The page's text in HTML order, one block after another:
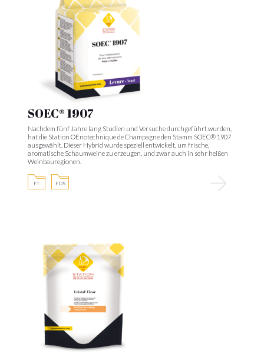
SOEC® 1907
Nachdem fünf Jahre lang Studien und Versuche durchgeführt wurden,
hat die Station OEnotechnique de Champagne den Stamm SOEC® 1907
ausgewählt. Dieser Hybrid wurde speziell entwickelt, um frische,
aromatische Schaumweine zu erzeugen, und zwar auch in sehr heißen
Weinbauregionen.
FT FDS